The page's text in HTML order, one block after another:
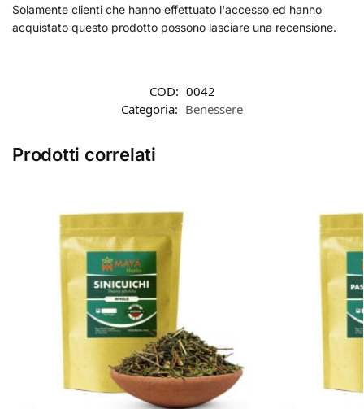
Solamente clienti che hanno effettuato l'accesso ed hanno
acquistato questo prodotto possono lasciare una recensione.
COD: 0042
Categoria: Benessere
Prodotti correlati